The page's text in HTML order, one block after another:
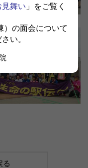
舞い 」をご覧く
）の面会について
い。
る